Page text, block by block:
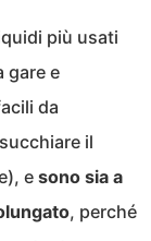
più usati
gare e
da
il
e sono sia a
, perché